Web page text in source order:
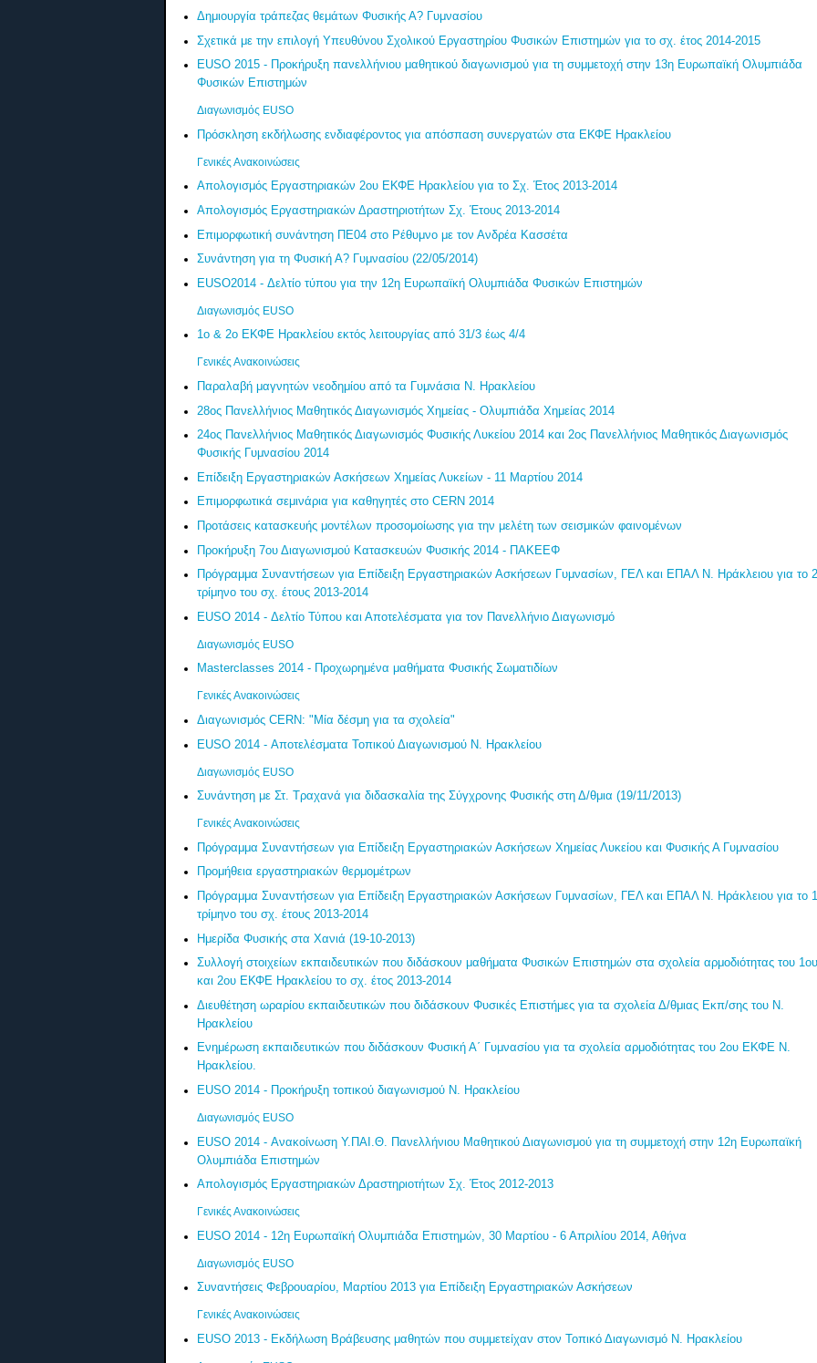
Δημιουργία τράπεζας θεμάτων Φυσικής Α? Γυμνασίου
Σχετικά με την επιλογή Υπευθύνου Σχολικού Εργαστηρίου Φυσικών Επιστημών για το σχ. έτος 2014-2015
EUSO 2015 - Προκήρυξη πανελλήνιου μαθητικού διαγωνισμού για τη συμμετοχή στην 13η Ευρωπαϊκή Ολυμπιάδα
Φυσικών Επιστημών
Διαγωνισμός EUSO
Πρόσκληση εκδήλωσης ενδιαφέροντος για απόσπαση συνεργατών στα ΕΚΦΕ Ηρακλείου
Γενικές Ανακοινώσεις
Απολογισμός Εργαστηριακών 2ου ΕΚΦΕ Ηρακλείου για το Σχ. Έτος 2013-2014
Απολογισμός Εργαστηριακών Δραστηριοτήτων Σχ. Έτους 2013-2014
Επιμορφωτική συνάντηση ΠΕ04 στο Ρέθυμνο με τον Ανδρέα Κασσέτα
Συνάντηση για τη Φυσική Α? Γυμνασίου (22/05/2014)
EUSO2014 - Δελτίο τύπου για την 12η Ευρωπαϊκή Ολυμπιάδα Φυσικών Επιστημών
Διαγωνισμός EUSO
1ο & 2ο ΕΚΦΕ Ηρακλείου εκτός λειτουργίας από 31/3 έως 4/4
Γενικές Ανακοινώσεις
Παραλαβή μαγνητών νεοδημίου από τα Γυμνάσια Ν. Ηρακλείου
28ος Πανελλήνιος Μαθητικός Διαγωνισμός Χημείας - Ολυμπιάδα Χημείας 2014
24ος Πανελλήνιος Μαθητικός Διαγωνισμός Φυσικής Λυκείου 2014 και 2ος Πανελλήνιος Μαθητικός Διαγωνισμός
Φυσικής Γυμνασίου 2014
Επίδειξη Εργαστηριακών Ασκήσεων Χημείας Λυκείων - 11 Μαρτίου 2014
Επιμορφωτικά σεμινάρια για καθηγητές στο CERN 2014
Προτάσεις κατασκευής μοντέλων προσομοίωσης για την μελέτη των σεισμικών φαινομένων
Προκήρυξη 7ου Διαγωνισμού Κατασκευών Φυσικής 2014 - ΠAKEΕΦ
Πρόγραμμα Συναντήσεων για Επίδειξη Εργαστηριακών Ασκήσεων Γυμνασίων, ΓΕΛ και ΕΠΑΛ Ν. Ηράκλειου για το
τρίμηνο του σχ. έτους 2013-2014
EUSO 2014 - Δελτίο Τύπου και Αποτελέσματα για τον Πανελλήνιο Διαγωνισμό
Διαγωνισμός EUSO
Masterclasses 2014 - Προχωρημένα μαθήματα Φυσικής Σωματιδίων
Γενικές Ανακοινώσεις
Διαγωνισμός CERN: "Mία δέσμη για τα σχολεία"
EUSO 2014 - Αποτελέσματα Τοπικού Διαγωνισμού Ν. Ηρακλείου
Διαγωνισμός EUSO
Συνάντηση με Στ. Τραχανά για διδασκαλία της Σύγχρονης Φυσικής στη Δ/θμια (19/11/2013)
Γενικές Ανακοινώσεις
Πρόγραμμα Συναντήσεων για Επίδειξη Εργαστηριακών Ασκήσεων Χημείας Λυκείου και Φυσικής Α Γυμνασίου
Προμήθεια εργαστηριακών θερμομέτρων
Πρόγραμμα Συναντήσεων για Επίδειξη Εργαστηριακών Ασκήσεων Γυμνασίων, ΓΕΛ και ΕΠΑΛ Ν. Ηράκλειου για το
τρίμηνο του σχ. έτους 2013-2014
Ημερίδα Φυσικής στα Χανιά (19-10-2013)
Συλλογή στοιχείων εκπαιδευτικών που διδάσκουν μαθήματα Φυσικών Επιστημών στα σχολεία αρμοδιότητας του
και 2ου ΕΚΦΕ Ηρακλείου το σχ. έτος 2013-2014
Διευθέτηση ωραρίου εκπαιδευτικών που διδάσκουν Φυσικές Επιστήμες για τα σχολεία Δ/θμιας Εκπ/σης του Ν.
Ηρακλείου
Ενημέρωση εκπαιδευτικών που διδάσκουν Φυσική Α΄ Γυμνασίου για τα σχολεία αρμοδιότητας του 2ου ΕΚΦΕ Ν.
Ηρακλείου.
EUSO 2014 - Προκήρυξη τοπικού διαγωνισμού Ν. Ηρακλείου
Διαγωνισμός EUSO
EUSO 2014 - Ανακοίνωση Υ.ΠΑΙ.Θ. Πανελλήνιου Μαθητικού Διαγωνισμού για τη συμμετοχή στην 12η Ευρωπαϊκή
Ολυμπιάδα Επιστημών
Απολογισμός Εργαστηριακών Δραστηριοτήτων Σχ. Έτος 2012-2013
Γενικές Ανακοινώσεις
EUSO 2014 - 12η Ευρωπαϊκή Ολυμπιάδα Επιστημών, 30 Μαρτίου - 6 Απριλίου 2014, Αθήνα
Διαγωνισμός EUSO
Συναντήσεις Φεβρουαρίου, Μαρτίου 2013 για Επίδειξη Εργαστηριακών Ασκήσεων
Γενικές Ανακοινώσεις
EUSO 2013 - Εκδήλωση Βράβευσης μαθητών που συμμετείχαν στον Τοπικό Διαγωνισμό Ν. Ηρακλείου